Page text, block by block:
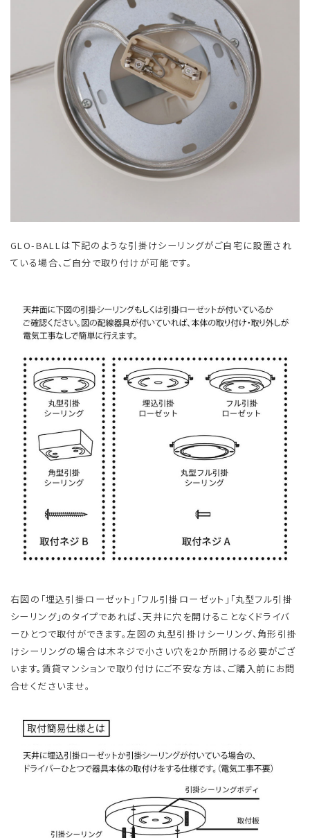
GLO-BALLは下記のような引掛けシーリングがご自宅に設置され
ている場合、ご自分で取り付けが可能です。
右図の「埋込引掛ローゼット」「フル引掛ローゼット」「丸型フル引掛
シーリング」のタイプであれば、天井に穴を開けることなくドライバ
ーひとつで取付ができます。左図の丸型引掛けシーリング、角形引掛
けシーリングの場合は木ネジで小さい穴を2か所開ける必要がござ
います。賃貸マンションで取り付けにご不安な方は、ご購入前にお問
合せくださいませ。